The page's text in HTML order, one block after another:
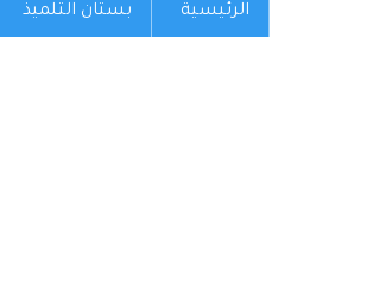
الرئيسية بستان التلميذ